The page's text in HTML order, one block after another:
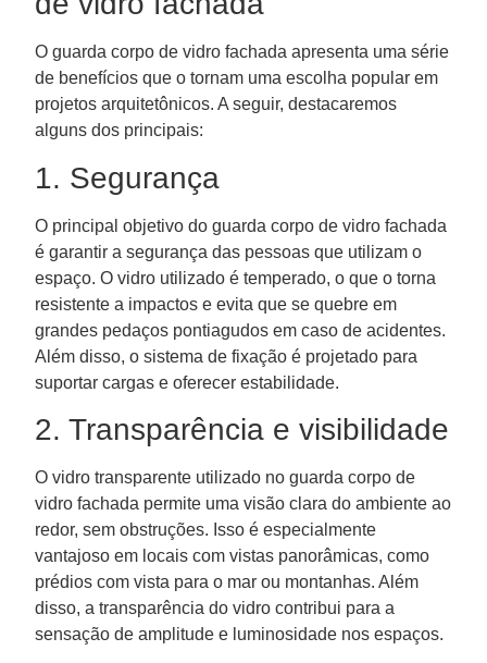
O guarda corpo de vidro fachada apresenta uma série
de benefícios que o tornam uma escolha popular em
projetos arquitetônicos. A seguir, destacaremos
alguns dos principais:
1. Segurança
O principal objetivo do guarda corpo de vidro fachada
é garantir a segurança das pessoas que utilizam o
espaço. O vidro utilizado é temperado, o que o torna
resistente a impactos e evita que se quebre em
grandes pedaços pontiagudos em caso de acidentes.
Além disso, o sistema de fixação é projetado para
suportar cargas e oferecer estabilidade.
2. Transparência e visibilidade
O vidro transparente utilizado no guarda corpo de
vidro fachada permite uma visão clara do ambiente ao
redor, sem obstruções. Isso é especialmente
vantajoso em locais com vistas panorâmicas, como
prédios com vista para o mar ou montanhas. Além
disso, a transparência do vidro contribui para a
sensação de amplitude e luminosidade nos espaços.